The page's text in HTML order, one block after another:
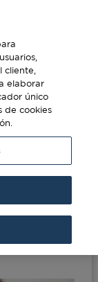
Diners
cliente,
elaborar
único
de cookies